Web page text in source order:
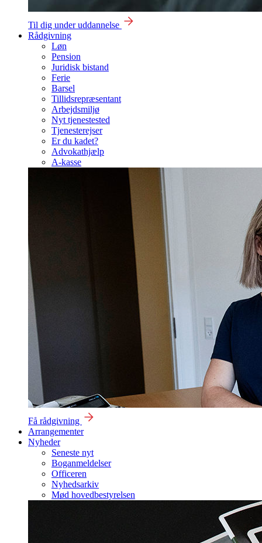
Til dig under uddannelse
Rådgivning
Løn
Pension
Juridisk bistand
Ferie
Barsel
Tillidsrepræsentant
Arbejdsmiljø
Nyt tjenestested
Tjenesterejser
Er du kadet?
Advokathjælp
A-kasse
Få rådgivning
Arrangementer
Nyheder
Seneste nyt
Boganmeldelser
Officeren
Nyhedsarkiv
Mød hovedbestyrelsen